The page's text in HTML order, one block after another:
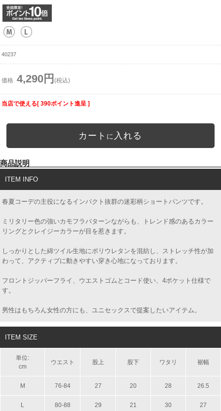
40237
価格 4,290円 (税込)
当店で使える[ 390ポイント進呈 ]
カート に 入れる
商品説明
ITEM INFO
春夏コーデの主役になるインパクト抜群の迷彩柄ショートパンツです。
ミリタリー色の強いカモフラパターンながらも、トレンド感のあるカラー
リングとクレイジーカラーが目を惹きます。
しっかりとした綿ツイル生地にポリウレタンを混紡し、ストレッチ性が加
わって、アクティブに動きやすい穿き心地になっております。
フロントジッパーフライ、ウエストゴムとコード使い、4ポケット仕様で
す。
男性はもちろん女性の方にも、ユニセックスで提案したいアイテム。
ITEM SIZE
単位:
cm
ウエスト 股上 股下 ワタリ 裾幅
M 76-84 27 20 28 26.5
L 80-88 29 21 30 27